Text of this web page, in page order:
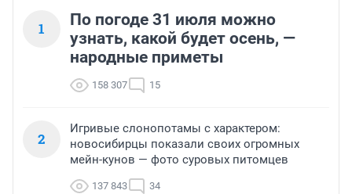
1
По погоде 31 июля можно
узнать, какой будет осень, —
народные приметы
158 307 15
2
Игривые слонопотамы с характером:
новосибирцы показали своих огромных
мейн-кунов — фото суровых питомцев
137 843 34